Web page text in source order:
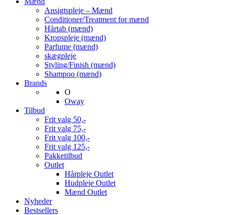
Ansigtspleje – Mænd
Conditioner/Treatment for mænd
Hårtab (mænd)
Kropspleje (mænd)
Parfume (mænd)
skægpleje
Styling/Finish (mænd)
Shampoo (mænd)
Brands
O
Oway
Tilbud
Frit valg 50,-
Frit valg 75,-
Frit valg 100,-
Frit valg 125,-
Pakketilbud
Outlet
Hårpleje Outlet
Hudpleje Outlet
Mænd Outlet
Nyheder
Bestsellers